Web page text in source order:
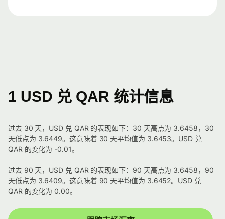
1 USD 兑 QAR 统计信息
过去 30 天，USD 兑 QAR 的表现如下：30 天高点为 3.6458，30
天低点为 3.6449。这意味着 30 天平均值为 3.6453。USD 兑
QAR 的变化为 -0.01。
过去 90 天，USD 兑 QAR 的表现如下：90 天高点为 3.6458，90
天低点为 3.6409。这意味着 90 天平均值为 3.6452。USD 兑
QAR 的变化为 0.00。